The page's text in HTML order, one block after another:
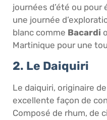
journées d’été ou pour
une journée
blanc comme Bacardi
Martinique pour une
2. Le Daiquiri
Le daiquiri, originaire
excellente façon de
Composé de rhum, de